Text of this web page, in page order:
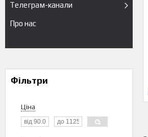
Телеграм-канали
Про нас
Фільтри
Ціна